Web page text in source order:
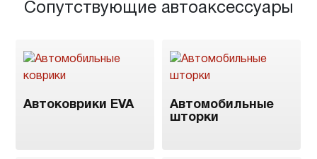
Сопутствующие автоаксессуары
Автоковрики EVA
Автомобильные
шторки